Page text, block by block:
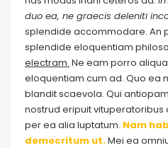
duo ea, ne graecis deleniti
splendide accommodare. An
splendide eloquentiam
electram. Ne eam porro
eloquentiam cum ad. Quo ea
blandit scaevola. Qui
nostrud eripuit vituperatoribus
per ea alia luptatum. Nam
democritum ut.Mei ea